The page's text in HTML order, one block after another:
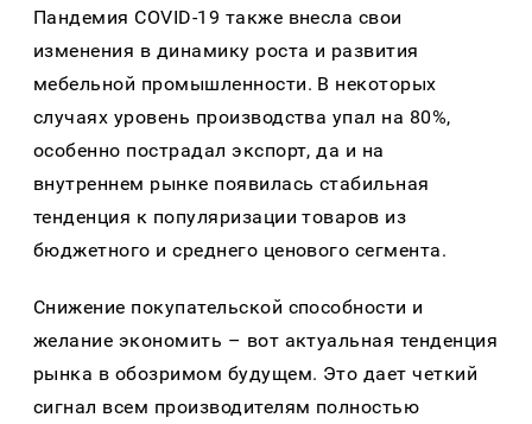
Пандемия COVID-19 также внесла свои
изменения в динамику роста и развития
мебельной промышленности. В некоторых
случаях уровень производства упал на 80%,
особенно пострадал экспорт, да и на
внутреннем рынке появилась стабильная
тенденция к популяризации товаров из
бюджетного и среднего ценового сегмента.
Снижение покупательской способности и
желание экономить – вот актуальная тенденция
рынка в обозримом будущем. Это дает четкий
сигнал всем производителям полностью